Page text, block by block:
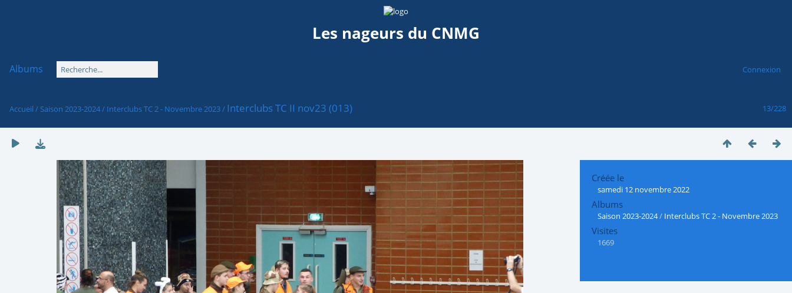
Les nageurs du CNMG
Albums Connexion
13/228
Accueil / Saison 2023-2024/ Interclubs TC 2 - Novembre 2023/ Interclubs TC II nov23 (013)
Créée le
samedi 12 novembre 2022
Albums
Saison 2023-2024/ Interclubs TC 2 - Novembre 2023
Visites
1669